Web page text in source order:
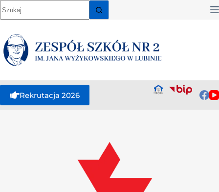
Rekrutacja 2026